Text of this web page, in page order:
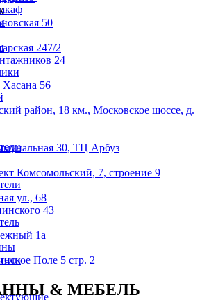
50
247/2
24
Хасана 56
район, 18 км., Московское шоссе, д.
30, ТЦ Арбуз
Комсомольский, 7, строение 9
ул., 68
43
1а
Поле 5 стр. 2
& МЕБЕЛЬ